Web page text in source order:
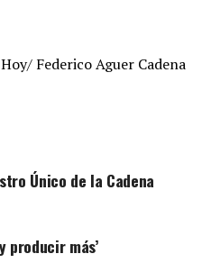
Federico Aguer Cadena
Único de la Cadena
producir más’